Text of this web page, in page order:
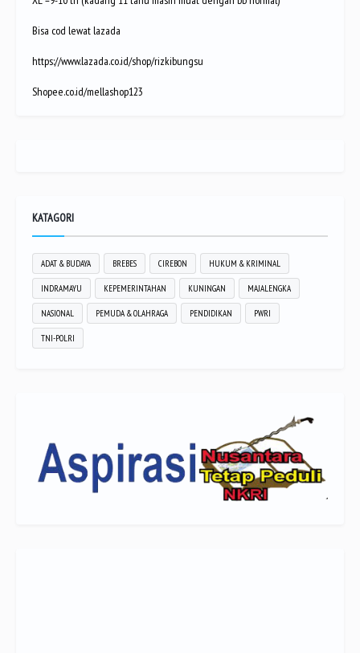
Bisa cod lewat lazada
https://www.lazada.co.id/shop/rizkibungsu
Shopee.co.id/mellashop123
KATAGORI
ADAT & BUDAYA BREBES CIREBON HUKUM & KRIMINAL
INDRAMAYU KEPEMERINTAHAN KUNINGAN MAJALENGKA
NASIONAL PEMUDA & OLAHRAGA PENDIDIKAN PWRI
TNI-POLRI